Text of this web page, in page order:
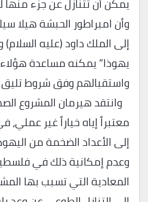
يمكن أن تتنازل عن جزء منها
وأن امبراطور الحبشة هيلا
إلى الملك داود (عليه
يهوذا” يمكنه مساعدة هؤلاء
واستقبالهم وفق شروط تليق
وانتقد هيرمان المشروع
معتبراً إياه خياراً غير عملي،
إلى الأعداد الضخمة من
وعدم إمكانية ذلك في
المعادية التي تسبب بها